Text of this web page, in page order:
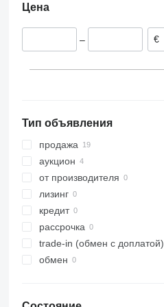
Германия
Цена
–
Тип объявления
продажа
аукцион
от производителя
лизинг
кредит
рассрочка
trade-in (обмен с доплатой)
обмен